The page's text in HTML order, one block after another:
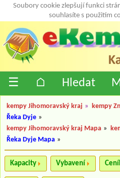
Soubory cookie zlepšují funkci
souhlasíte s použitím
☰ ⌂ Hledat
kempy Jihomoravský kraj » kempy
Řeka Dyje »
kempy Jihomoravský kraj Mapa »
Řeka Dyje Mapa »
Kapacity Vybavení